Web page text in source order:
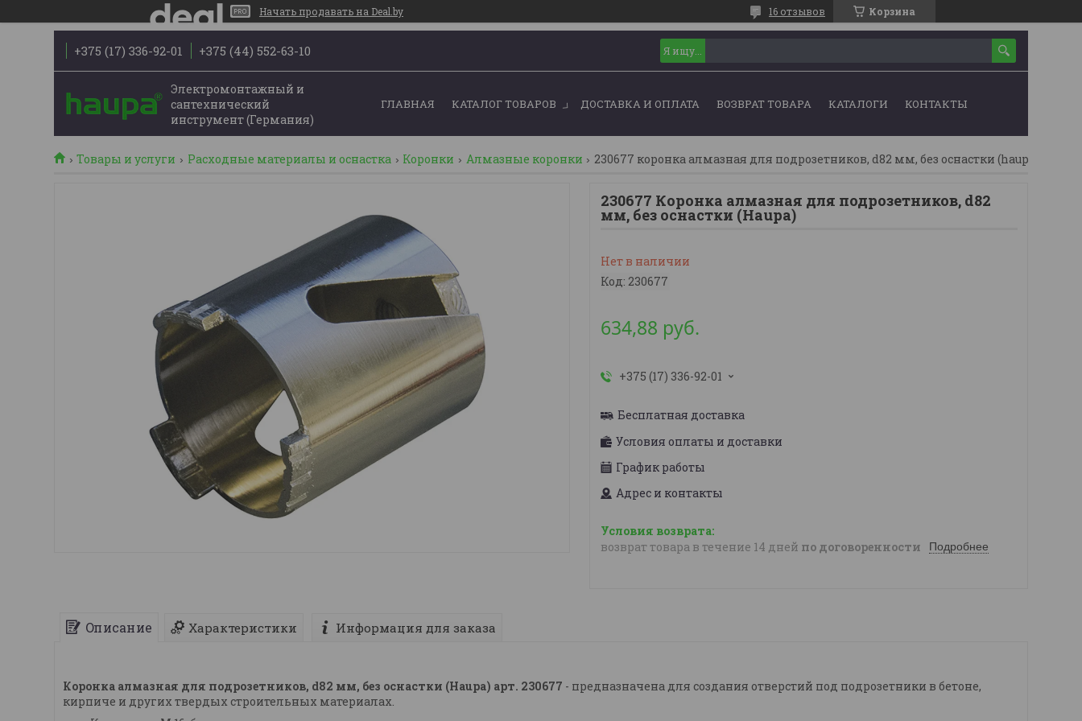
Начать продавать на Deal.by Корзина
16 отзывов
+375 (17) 336-92-01 +375 (44) 552-63-10
Электромонтажный и
сантехнический
инструмент (Германия)
ГЛАВНАЯ КАТАЛОГ ТОВАРОВ ДОСТАВКА И ОПЛАТА ВОЗВРАТ ТОВАРА КАТАЛОГИ КОНТАКТЫ
Товары и услуги Расходные материалы и оснастка Коронки Алмазные коронки 230677 коронка алмазная для подрозетников, d82 мм, без оснастки (haupa)
230677 Коронка алмазная для подрозетников, d82
мм, без оснастки (Haupa)
Нет в наличии
Код: 230677
634,88 руб.
+375 (17) 336-92-01
Бесплатная доставка
Условия оплаты и доставки
График работы
Адрес и контакты
возврат товара в течение 14 дней по договоренности Подробнее
Описание Характеристики Информация для заказа
Коронка алмазная для подрозетников, d82 мм, без оснастки (Haupa) арт. 230677 - предназначена для создания отверстий под подрозетники в бетоне,
кирпиче и других твердых строительных материалах.